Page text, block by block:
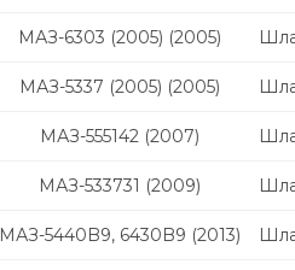
МАЗ-6303 (2005) (2005)
МАЗ-5337 (2005) (2005)
МАЗ-555142 (2007)
МАЗ-533731 (2009)
МАЗ-5440B9, 6430B9 (2013)